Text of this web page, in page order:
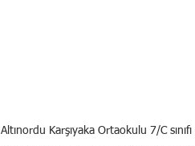
Altınordu Karşıyaka Ortaokulu 7/C